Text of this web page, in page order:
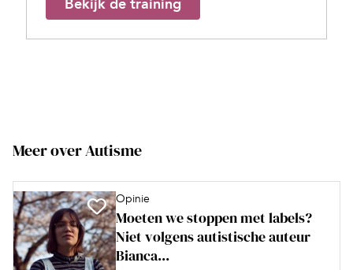
Bekijk de training
Meer over Autisme
Opinie
Moeten we stoppen met labels?
Niet volgens autistische auteur
Bianca...